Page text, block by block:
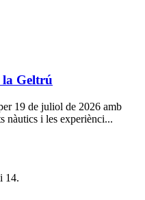
Geltrú
19 de juliol de 2026 amb
nàutics i les experiènci...
14.